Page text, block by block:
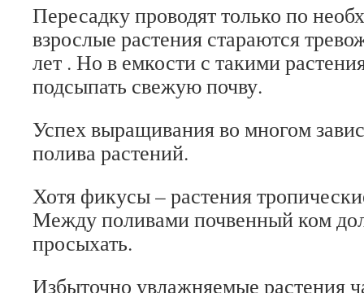
Пересадку проводят только по
взрослые растения стараются
лет . Но в емкости с такими
подсыпать свежую почву.
Успех выращивания во многом
полива растений.
Хотя фикусы – растения
Между поливами почвенный ком
просыхать.
Избыточно увлажняемые растения